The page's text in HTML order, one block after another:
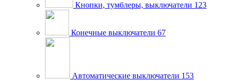
Кнопки, тумблеры, выключатели 123
Конечные выключатели 67
Автоматические выключатели 153